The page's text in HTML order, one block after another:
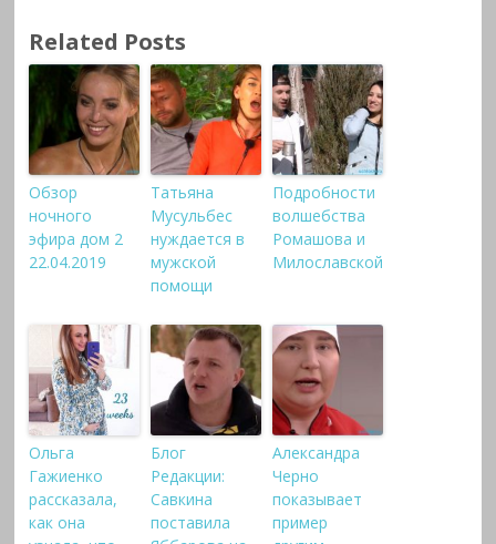
Related Posts
Обзор
ночного
эфира дом 2
22.04.2019
Татьяна
Мусульбес
нуждается в
мужской
помощи
Подробности
волшебства
Ромашова и
Милославской
Ольга
Гажиенко
рассказала,
как она
Блог
Редакции:
Савкина
поставила
Александра
Черно
показывает
пример